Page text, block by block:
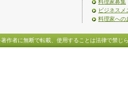
料理家募集
ビジネスメ
料理家への
作者に無断で転載、使用することは法律で禁じ